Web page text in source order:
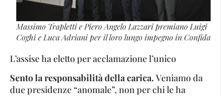
Massimo Trapletti e Piero Angelo Lazzari premiano Luigi
Coghi e Luca Adriani per il loro lungo impegno in Confida
L’assise ha eletto per acclamazione l’unico
Sento la responsabilità della carica. Veniamo da
due presidenze “anomale”, non per chi le ha